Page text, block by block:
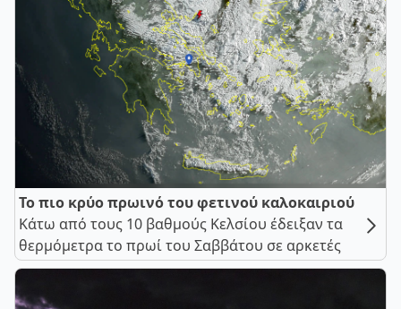
Το πιο κρύο πρωινό του φετινού καλοκαιριού
Κάτω από τους 10 βαθμούς Κελσίου έδειξαν τα
θερμόμετρα το πρωί του Σαββάτου σε αρκετές